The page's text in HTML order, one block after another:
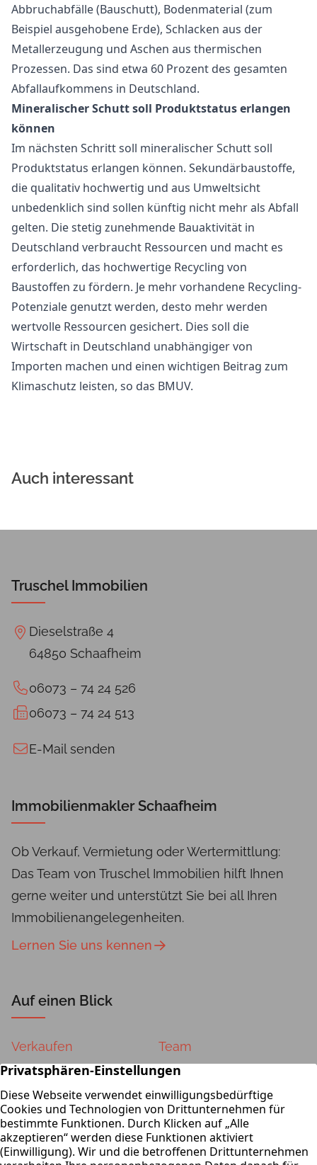
Abbruchabfälle (Bauschutt), Bodenmaterial (zum
Beispiel ausgehobene Erde), Schlacken aus der
Metallerzeugung und Aschen aus thermischen
Prozessen. Das sind etwa 60 Prozent des gesamten
Abfallaufkommens in Deutschland.
Mineralischer Schutt soll Produktstatus erlangen
können
Im nächsten Schritt soll mineralischer Schutt soll
Produktstatus erlangen können. Sekundärbaustoffe,
die qualitativ hochwertig und aus Umweltsicht
unbedenklich sind sollen künftig nicht mehr als Abfall
gelten. Die stetig zunehmende Bauaktivität in
Deutschland verbraucht Ressourcen und macht es
erforderlich, das hochwertige Recycling von
Baustoffen zu fördern. Je mehr vorhandene Recycling-
Potenziale genutzt werden, desto mehr werden
wertvolle Ressourcen gesichert. Dies soll die
Wirtschaft in Deutschland unabhängiger von
Importen machen und einen wichtigen Beitrag zum
Klimaschutz leisten, so das BMUV.
Auch interessant
Truschel Immobilien
Dieselstraße 4
64850 Schaafheim
06073 – 74 24 526
06073 – 74 24 513
E-Mail senden
Immobilienmakler Schaafheim
Ob Verkauf, Vermietung oder Wertermittlung:
Das Team von Truschel Immobilien hilft Ihnen
gerne weiter und unterstützt Sie bei all Ihren
Immobilienangelegenheiten.
Lernen Sie uns kennen
Auf einen Blick
Verkaufen
Wertermittlung
Team
Impressum